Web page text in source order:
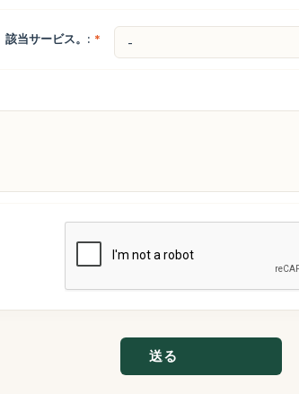
該当サービス。: *
送る